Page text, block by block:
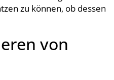
zu können, ob dessen
von